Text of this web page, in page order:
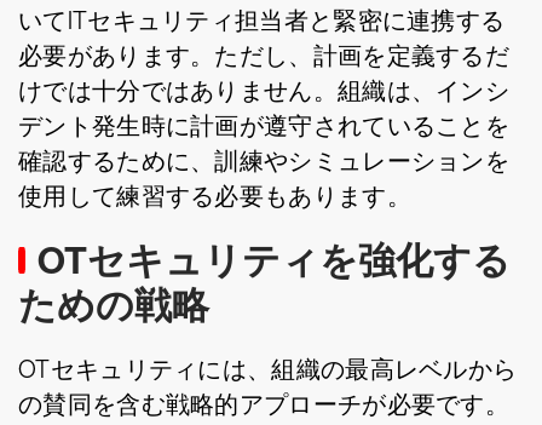
いてITセキュリティ担当者と緊密に連携する
必要があります。ただし、計画を定義するだ
けでは十分ではありません。組織は、インシ
デント発生時に計画が遵守されていることを
確認するために、訓練やシミュレーションを
使用して練習する必要もあります。
OTセキュリティを強化する
ための戦略
OTセキュリティには、組織の最高レベルから
の賛同を含む戦略的アプローチが必要です。